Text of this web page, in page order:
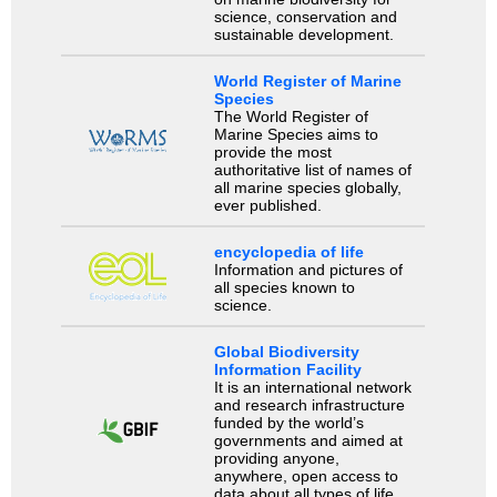
science, conservation and
sustainable development.
World Register of Marine
Species
The World Register of
Marine Species aims to
provide the most
authoritative list of names of
all marine species globally,
ever published.
encyclopedia of life
Information and pictures of
all species known to
science.
Global Biodiversity
Information Facility
It is an international network
and research infrastructure
funded by the world’s
governments and aimed at
providing anyone,
anywhere, open access to